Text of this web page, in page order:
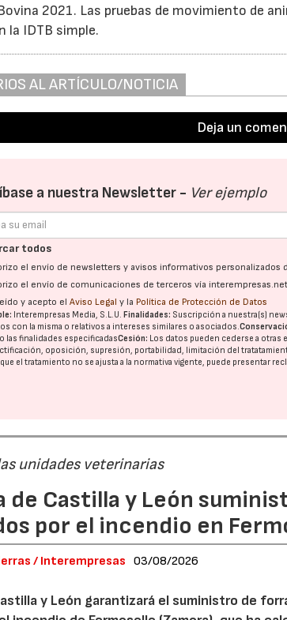
2021. Las pruebas de movimiento de
la IDTB simple.
AL ARTÍCULO/NOTICIA
Deja un
a nuestra Newsletter - Ver ejemplo
todos
el envío de newsletters y avisos informativos personalizados
el envío de comunicaciones de terceros vía interempresas.net
y acepto elAviso Legal y la Política de Protección de Datos
Interempresas Media, S.L.U.Finalidades: Suscripción a nuestra(s)
con la misma o relativos a intereses similares o asociados.
las finalidades especificadasCesión: Los datos pueden cederse a otras
oposición, supresión, portabilidad, limitación del
el tratamiento no se ajusta a la normativa vigente, puede presentar
unidades veterinarias
de Castilla y León
por el incendio en
/ Interempresas 03/08/2026
y León garantizará el suministro de